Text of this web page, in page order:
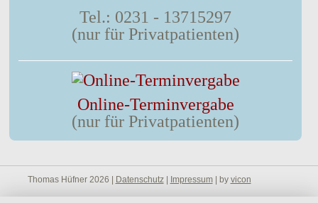
Tel.: 0231 - 13715297
(nur für Privatpatienten)
Online-Terminvergabe
(nur für Privatpatienten)
Thomas Hüfner 2026 | Datenschutz| Impressum| by vicon